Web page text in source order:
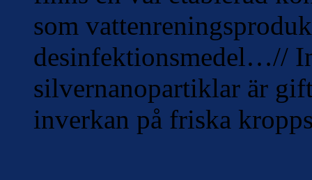
som
desinfektionsmedel…//
silvernanopartiklar är
inverkan på friska